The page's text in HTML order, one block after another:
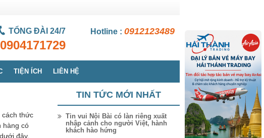
TỔNG ĐÀI 24/7
0904171729
Hotline : 0912123489
TIỆN ÍCH LIÊN HỆ
cách thức
hàng có
đây.
TIN TỨC MỚI NHẤT
Tin vui Nội Bài có làn riêng xuất
nhập cảnh cho người Việt, hành
khách hào hứng